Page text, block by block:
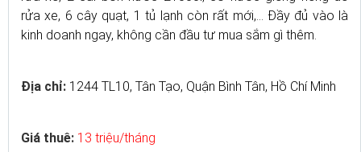
rửa xe, 6 cây quạt, 1 tủ lạnh còn rất mới,... Đầy đủ vào là
kinh doanh ngay, không cần đầu tư mua sắm gì thêm.
Địa chỉ: 1244 TL10, Tân Tạo, Quận Bình Tân, Hồ Chí Minh
Giá thuê: 13 triệu/tháng